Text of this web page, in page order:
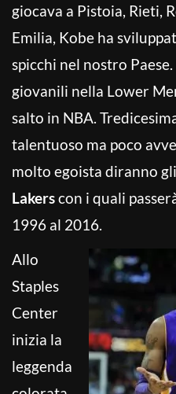
giocava a Pistoia, Rieti,
Emilia, Kobe ha
spicchi nel nostro
giovanili nella Lower
salto in NBA.
talentuoso ma poco
molto egoista diranno
Lakerscon i quali
1996 al 2016.
Allo
Staples
Center
inizia la
leggenda